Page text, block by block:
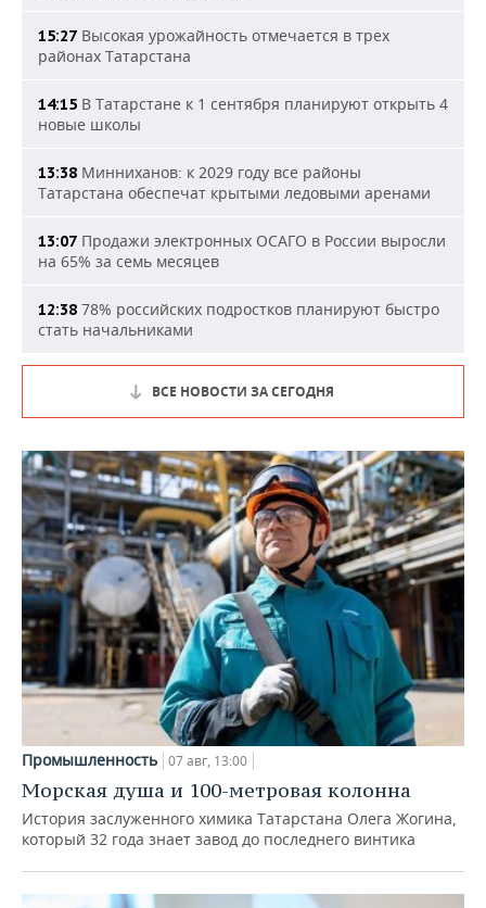
15:27 Высокая урожайность отмечается в трех
районах Татарстана
14:15 В Татарстане к 1 сентября планируют открыть 4
новые школы
13:38 Минниханов: к 2029 году все районы
Татарстана обеспечат крытыми ледовыми аренами
13:07 Продажи электронных ОСАГО в России выросли
на 65% за семь месяцев
12:38 78% российских подростков планируют быстро
стать начальниками
ВСЕ НОВОСТИ ЗА СЕГОДНЯ
Промышленность 07 авг, 13:00
Морская душа и 100-метровая колонна
История заслуженного химика Татарстана Олега Жогина,
который 32 года знает завод до последнего винтика